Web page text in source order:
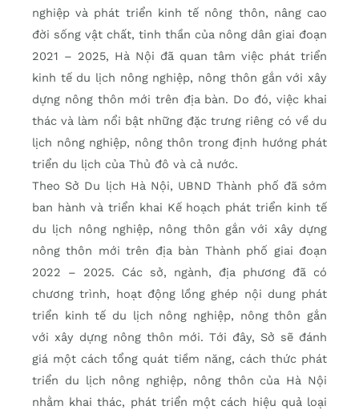
nghiệp và phát triển kinh tế nông thôn, nâng cao
đời sống vật chất, tinh thần của nông dân giai đoạn
2021 – 2025, Hà Nội đã quan tâm việc phát triển
kinh tế du lịch nông nghiệp, nông thôn gắn với xây
dựng nông thôn mới trên địa bàn. Do đó, việc khai
thác và làm nổi bật những đặc trưng riêng có về du
lịch nông nghiệp, nông thôn trong định hướng phát
triển du lịch của Thủ đô và cả nước.
Theo Sở Du lịch Hà Nội, UBND Thành phố đã sớm
ban hành và triển khai Kế hoạch phát triển kinh tế
du lịch nông nghiệp, nông thôn gắn với xây dựng
nông thôn mới trên địa bàn Thành phố giai đoạn
2022 – 2025. Các sở, ngành, địa phương đã có
chương trình, hoạt động lồng ghép nội dung phát
triển kinh tế du lịch nông nghiệp, nông thôn gắn
với xây dựng nông thôn mới. Tới đây, Sở sẽ đánh
giá một cách tổng quát tiềm năng, cách thức phát
triển du lịch nông nghiệp, nông thôn của Hà Nội
nhằm khai thác, phát triển một cách hiệu quả loại